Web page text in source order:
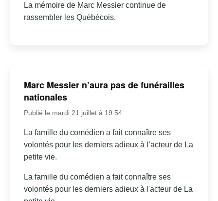
La mémoire de Marc Messier continue de
rassembler les Québécois.
Marc Messier n’aura pas de funérailles
nationales
Publié le mardi 21 juillet à 19:54
La famille du comédien a fait connaître ses
volontés pour les derniers adieux à l’acteur de La
petite vie.
La famille du comédien a fait connaître ses
volontés pour les derniers adieux à l'acteur de La